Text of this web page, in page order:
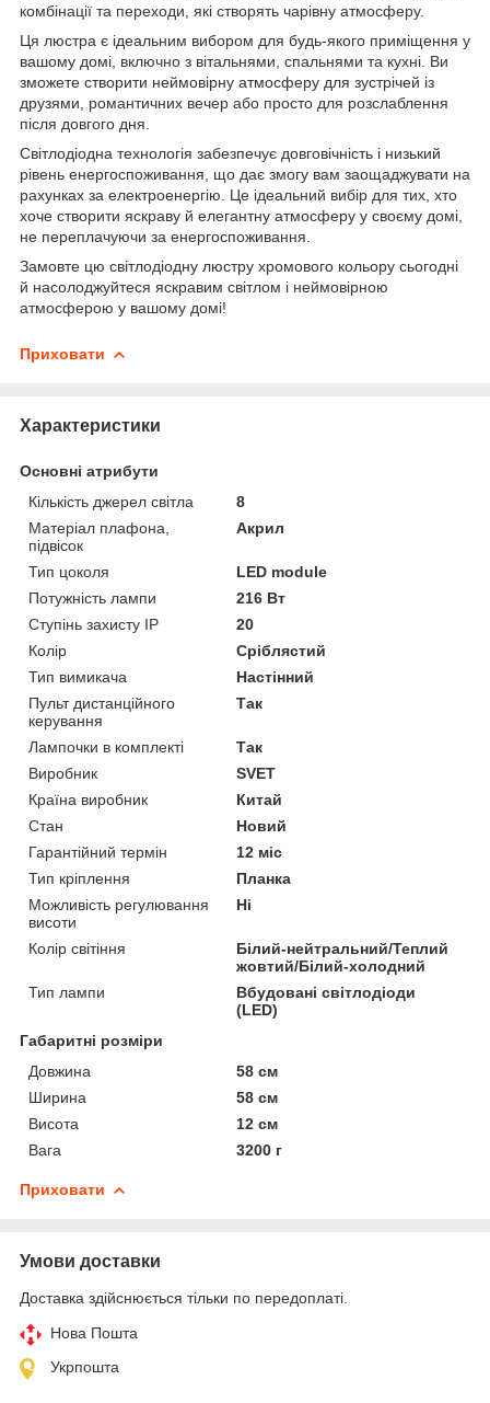
комбінації та переходи, які створять чарівну атмосферу.
Ця люстра є ідеальним вибором для будь-якого приміщення у
вашому домі, включно з вітальнями, спальнями та кухні. Ви
зможете створити неймовірну атмосферу для зустрічей із
друзями, романтичних вечер або просто для розслаблення
після довгого дня.
Світлодіодна технологія забезпечує довговічність і низький
рівень енергоспоживання, що дає змогу вам заощаджувати на
рахунках за електроенергію. Це ідеальний вибір для тих, хто
хоче створити яскраву й елегантну атмосферу у своєму домі,
не переплачуючи за енергоспоживання.
Замовте цю світлодіодну люстру хромового кольору сьогодні
й насолоджуйтеся яскравим світлом і неймовірною
атмосферою у вашому домі!
Приховати
Характеристики
Основні атрибути
Кількість джерел світла
8
Матеріал плафона,
підвісок
Акрил
Тип цоколя
LED module
Потужність лампи
216 Вт
Ступінь захисту IP
20
Колір
Сріблястий
Тип вимикача
Настінний
Пульт дистанційного
керування
Так
Лампочки в комплекті
Так
Виробник
SVET
Країна виробник
Китай
Стан
Новий
Гарантійний термін
12 міс
Тип кріплення
Планка
Можливість регулювання
висоти
Ні
Колір світіння
Білий-нейтральний/Теплий
жовтий/Білий-холодний
Тип лампи
Вбудовані світлодіоди
(LED)
Габаритні розміри
Довжина
58 см
Ширина
58 см
Висота
12 см
Вага
3200 г
Приховати
Умови доставки
Доставка здійснюється тільки по передоплаті.
Нова Пошта
Укрпошта